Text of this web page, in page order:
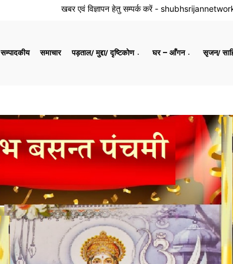
खबर एवं विज्ञापन हेतु सम्पर्क करें -
सम्पादकीय समाचार पड़ताल/ मुद्दा/ दृष्टिकोण घर – आँगन सृजन/